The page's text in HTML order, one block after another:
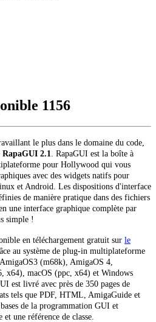
1156
le plus dans le domaine du code,
RapaGUI 2.1
RapaGUI est la boîte à
pour Hollywood qui vous
avec des widgets natifs pour
et Android. Les dispositions d'interface
de manière pratique dans des fichiers
une interface graphique complète par
simple !
en téléchargement gratuit sur le
au système de plug-in multiplateforme
(m68k), AmigaOS 4,
x64), macOS (ppc, x64) et Windows
est livré avec près de 350 pages de
tels que PDF, HTML, AmigaGuide et
de la programmation GUI et
une référence de classe.